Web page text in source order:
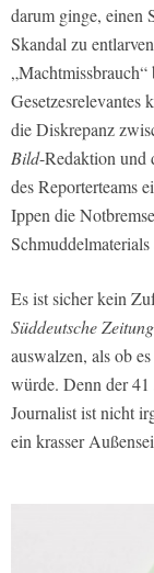
darum ginge, einen
Skandal zu
Gesetzesrelevantes
die Diskrepanz
Bild-Redaktion und
des Reporterteams
Ippen die
Es ist sicher kein
Süddeutsche Zeitung
auswalzen, als ob
würde. Denn der 41
Journalist ist nicht
ein krasser